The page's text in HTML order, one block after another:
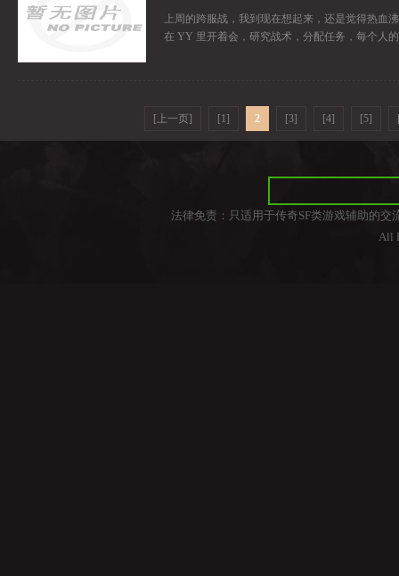
上周的跨服战，我到现在想起来，还是觉得热血
在 YY 里开着会，研究战术，分配任务，每个人
[上一页] [1] 2 [3] [4] [5]
法律免责：只适用于传奇SF类游戏辅助的
All